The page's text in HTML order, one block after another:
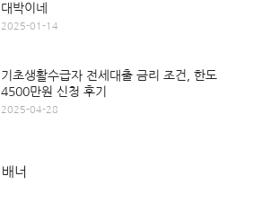
대박이네
2025-01-14
기초생활수급자 전세대출 금리 조건, 한도
4500만원 신청 후기
2025-04-28